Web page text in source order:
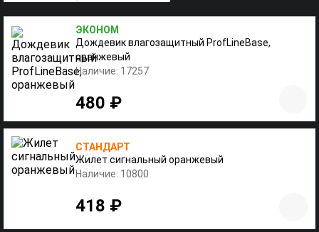
ЭКОНОМ
Дождевик влагозащитный ProfLineBase,
оранжевый
Наличие: 17257
480 ₽
СТАНДАРТ
Жилет сигнальный оранжевый
Наличие: 10800
418 ₽